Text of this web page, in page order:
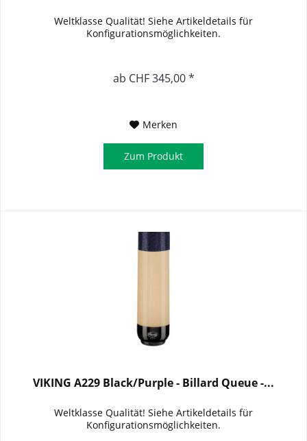
Weltklasse Qualität! Siehe Artikeldetails für
Konfigurationsmöglichkeiten.
ab CHF 345,00 *
Merken
Zum Produkt
VIKING A229 Black/Purple - Billard Queue -...
Weltklasse Qualität! Siehe Artikeldetails für
Konfigurationsmöglichkeiten.